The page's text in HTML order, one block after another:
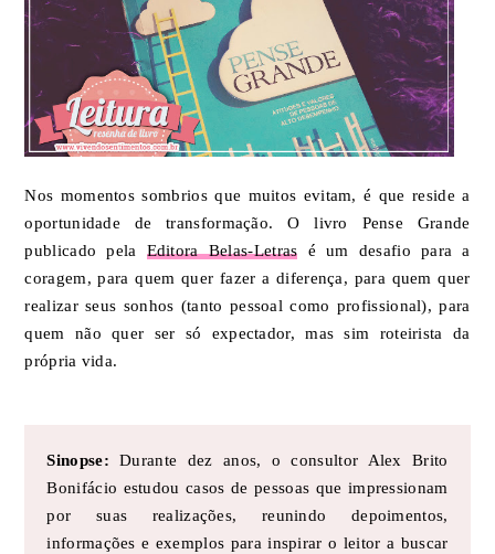
Nos momentos sombrios que muitos evitam, é que reside a
oportunidade de transformação. O livro Pense Grande
publicado pela Editora Belas-Letras é um desafio para a
coragem, para quem quer fazer a diferença, para quem quer
realizar seus sonhos (tanto pessoal como profissional), para
quem não quer ser só expectador, mas sim roteirista da
própria vida.
Sinopse: Durante dez anos, o consultor Alex Brito
Bonifácio estudou casos de pessoas que impressionam
por suas realizações, reunindo depoimentos,
informações e exemplos para inspirar o leitor a buscar